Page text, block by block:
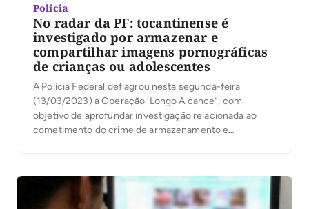
Polícia
No radar da PF: tocantinense é
investigado por armazenar e
compartilhar imagens pornográficas
de crianças ou adolescentes
A Polícia Federal deflagrou nesta segunda-feira
(13/03/2023) a Operação ‘Longo Alcance”, com
objetivo de aprofundar investigação relacionada ao
cometimento do crime de armazenamento e
mandado de busca e apreensão na cidade de
Barrolândia/TO, expedido pela 4ª Vara Federal de
Palmas/TO. A investigação se iniciou após […]